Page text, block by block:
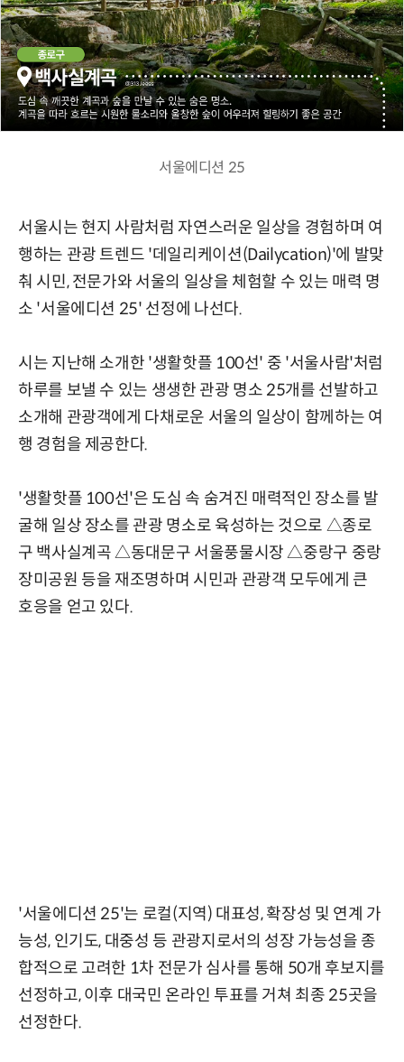
서울에디션 25
서울시는 현지 사람처럼 자연스러운 일상을 경험하며 여
행하는 관광 트렌드 '데일리케이션(Dailycation)'에 발맞
춰 시민, 전문가와 서울의 일상을 체험할 수 있는 매력 명
소 '서울에디션 25' 선정에 나선다.
시는 지난해 소개한 '생활핫플 100선' 중 '서울사람'처럼
하루를 보낼 수 있는 생생한 관광 명소 25개를 선발하고
소개해 관광객에게 다채로운 서울의 일상이 함께하는 여
행 경험을 제공한다.
'생활핫플 100선'은 도심 속 숨겨진 매력적인 장소를 발
굴해 일상 장소를 관광 명소로 육성하는 것으로 △종로
구 백사실계곡 △동대문구 서울풍물시장 △중랑구 중랑
장미공원 등을 재조명하며 시민과 관광객 모두에게 큰
호응을 얻고 있다.
'서울에디션 25'는 로컬(지역) 대표성, 확장성 및 연계 가
능성, 인기도, 대중성 등 관광지로서의 성장 가능성을 종
합적으로 고려한 1차 전문가 심사를 통해 50개 후보지를
선정하고, 이후 대국민 온라인 투표를 거쳐 최종 25곳을
선정한다.